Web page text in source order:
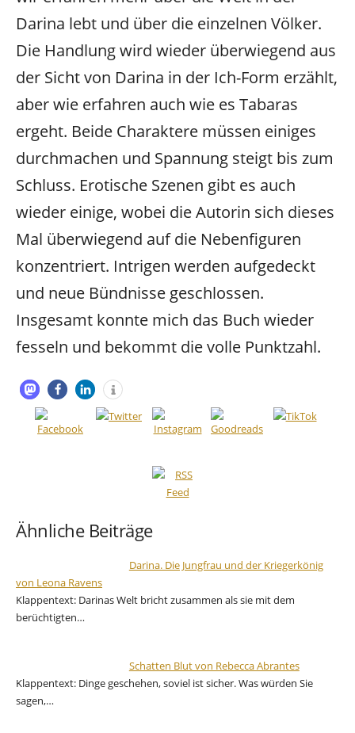
Darina lebt und über die einzelnen Völker.
Die Handlung wird wieder überwiegend aus
der Sicht von Darina in der Ich-Form erzählt,
aber wie erfahren auch wie es Tabaras
ergeht. Beide Charaktere müssen einiges
durchmachen und Spannung steigt bis zum
Schluss. Erotische Szenen gibt es auch
wieder einige, wobei die Autorin sich dieses
Mal überwiegend auf die Nebenfiguren
konzentriert. Intrigen werden aufgedeckt
und neue Bündnisse geschlossen.
Insgesamt konnte mich das Buch wieder
fesseln und bekommt die volle Punktzahl.
Ähnliche Beiträge
Darina. Die Jungfrau und der Kriegerkönig
von Leona Ravens
Klappentext: Darinas Welt bricht zusammen als sie mit dem
berüchtigten…
Schatten Blut von Rebecca Abrantes
Klappentext: Dinge geschehen, soviel ist sicher. Was würden Sie
sagen,…